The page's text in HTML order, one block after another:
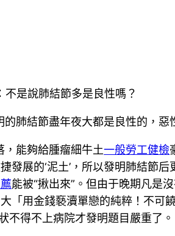
是說肺結節多是良性嗎？
肺結節盡年夜大都是良性的，惡
，能夠給腫瘤細牛土一般勞工健檢
發展的‘泥土’，所以發明肺結節
能被“揪出來”。但由于晚期凡是
「用金錢褻瀆單戀的純粹！不可
不得不上病院才發明題目嚴重了。